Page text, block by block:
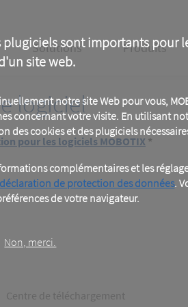
plugiciels sont importants pour
site web.
notre site Web pour vous,
concernant votre visite. En utilisant
des cookies et des plugiciels
complémentaires et les
déclaration de protection des données.
de votre navigateur.
Non, merci.
Main
navigation
Solutions Produits
logiciel
pour les logiciels MOBOTIX*
Footer
Centre de téléchargement